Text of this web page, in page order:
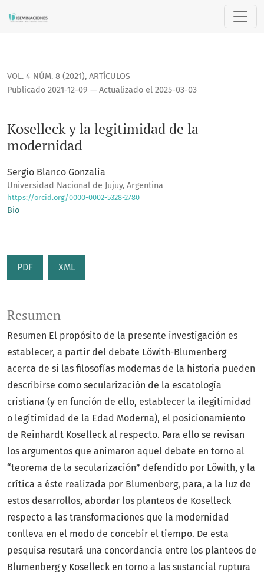
VOL. 4 NÚM. 8 (2021), ARTÍCULOS
Koselleck y la legitimidad de la
modernidad
Publicado 2021-12-09 — Actualizado el 2025-03-03
Sergio Blanco Gonzalia
Universidad Nacional de Jujuy, Argentina
https://orcid.org/0000-0002-5328-2780
Bio
PDF XML
Resumen
Resumen El propósito de la presente investigación es
establecer, a partir del debate Löwith-Blumenberg
acerca de si las filosofías modernas de la historia pueden
describirse como secularización de la escatología
cristiana (y en función de ello, establecer la ilegitimidad
o legitimidad de la Edad Moderna), el posicionamiento
de Reinhardt Koselleck al respecto. Para ello se revisan
los argumentos que animaron aquel debate en torno al
“teorema de la secularización” defendido por Löwith, y la
crítica a éste realizada por Blumenberg, para, a la luz de
estos desarrollos, abordar los planteos de Koselleck
respecto a las transformaciones que la modernidad
conlleva en el modo de concebir el tiempo. De esta
pesquisa resutará una concordancia entre los planteos de
Blumenberg y Koselleck en torno a las sustancial ruptura